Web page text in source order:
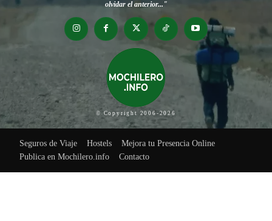
olvidar el anterior..."
© Copyright 2006-2026
Seguros de Viaje Hostels
Mejora tu Presencia Online
Publica en Mochilero.info
Contacto